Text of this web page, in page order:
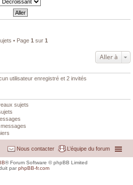
• Page 1 sur 1
Aller à
utilisateur enregistré et 2 invités
sujets
L’équipe du forum
Nous contacter
® Forum Software © phpBB Limited
parphpBB-fr.com